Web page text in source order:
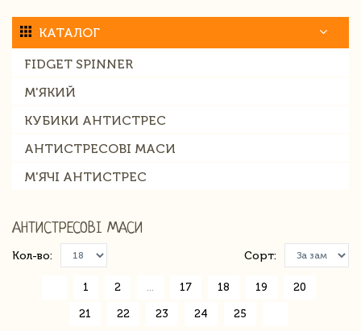
КАТАЛОГ
FIDGET SPINNER
М'ЯКИЙ
КУБИКИ АНТИСТРЕС
АНТИСТРЕСОВІ МАСИ
М'ЯЧІ АНТИСТРЕС
АНТИСТРЕСОВІ МАСИ
Кол-во: Сорт:
1 2 17 18 19 20
21 22 23 24 25